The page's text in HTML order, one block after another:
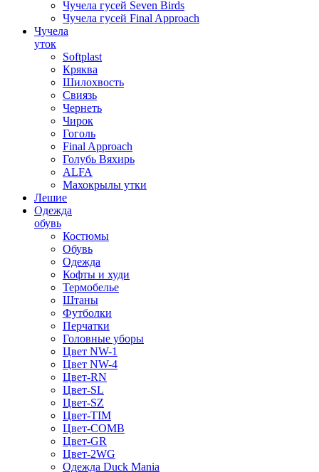
Чучела гусей Seven Birds
Чучела гусей Final Approach
Чучела
уток
Softplast
Кряква
Шилохвость
Свиязь
Чернеть
Чирок
Гоголь
Final Approach
Голубь Вяхирь
ALFA
Махокрылы утки
Лешие
Одежда
обувь
Костюмы
Обувь
Одежда
Кофты и худи
Термобелье
Штаны
Футболки
Перчатки
Головные уборы
Цвет NW-1
Цвет NW-4
Цвет-RN
Цвет-SL
Цвет-SZ
Цвет-TIM
Цвет-COMB
Цвет-GR
Цвет-2WG
Одежда Duck Mania